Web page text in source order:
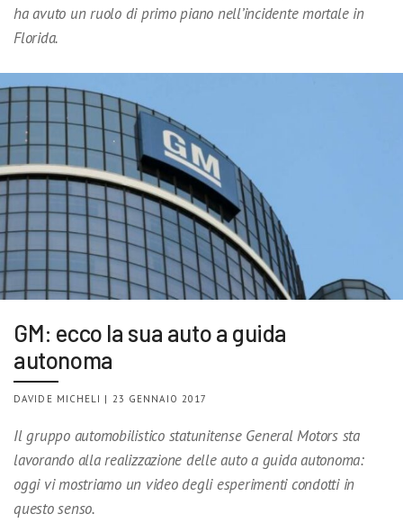
ha avuto un ruolo di primo piano nell’incidente mortale in
Florida.
GM: ecco la sua auto a guida
autonoma
DAVIDE MICHELI | 23 GENNAIO 2017
Il gruppo automobilistico statunitense General Motors sta
lavorando alla realizzazione delle auto a guida autonoma:
oggi vi mostriamo un video degli esperimenti condotti in
questo senso.